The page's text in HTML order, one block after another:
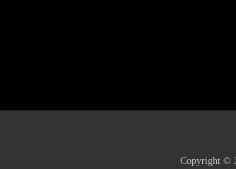
Copyright ©